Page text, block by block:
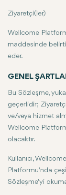
Ziyaretçi(ler)
Wellcome
maddesinde
eder.
GENEL
Bu Sözleşme,
geçerlidir;
ve/veya hizmet
Wellcome
olacaktır.
Kullanıcı,
Platformu'nda
Sözleşme'yi